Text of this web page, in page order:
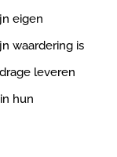
eigen
waardering is
leveren
hun